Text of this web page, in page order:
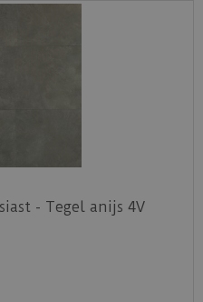
- Tegel anijs 4V